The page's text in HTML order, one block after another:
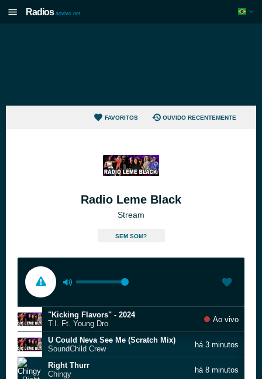
Radios aovivo.net
FAVORITOS OUVIDO RECENTEMENTE
Radio Leme Black
Stream
SEM SOM?
"Kicking Flavors" - 2024
T.I. Ft. Young Dro
Ao vivo
U Could Neva See Me (Scratch Mix)
SoundChild Crew
há 3 minutos
Right Thurr
Chingy
há 8 minutos